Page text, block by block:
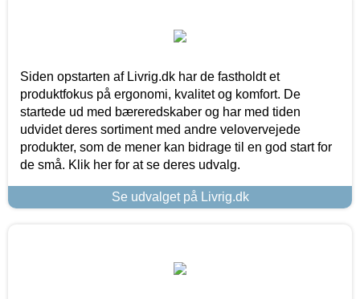
Siden opstarten af Livrig.dk har de fastholdt et
produktfokus på ergonomi, kvalitet og komfort. De
startede ud med bæreredskaber og har med tiden
udvidet deres sortiment med andre velovervejede
produkter, som de mener kan bidrage til en god start for
de små. Klik her for at se deres udvalg.
Se udvalget på Livrig.dk